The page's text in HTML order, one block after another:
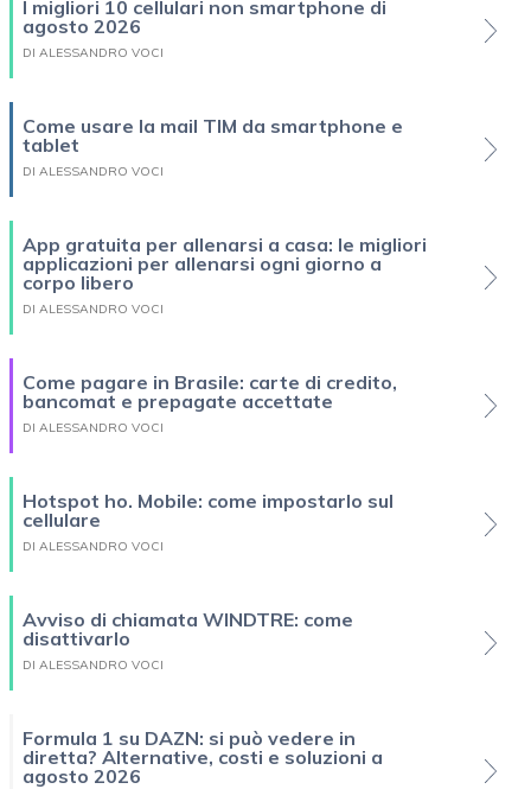
I migliori 10 cellulari non smartphone di
agosto 2026
DI ALESSANDRO VOCI
Come usare la mail TIM da smartphone e
tablet
DI ALESSANDRO VOCI
App gratuita per allenarsi a casa: le migliori
applicazioni per allenarsi ogni giorno a
corpo libero
DI ALESSANDRO VOCI
Come pagare in Brasile: carte di credito,
bancomat e prepagate accettate
DI ALESSANDRO VOCI
Hotspot ho. Mobile: come impostarlo sul
cellulare
DI ALESSANDRO VOCI
Avviso di chiamata WINDTRE: come
disattivarlo
DI ALESSANDRO VOCI
Formula 1 su DAZN: si può vedere in
diretta? Alternative, costi e soluzioni a
agosto 2026